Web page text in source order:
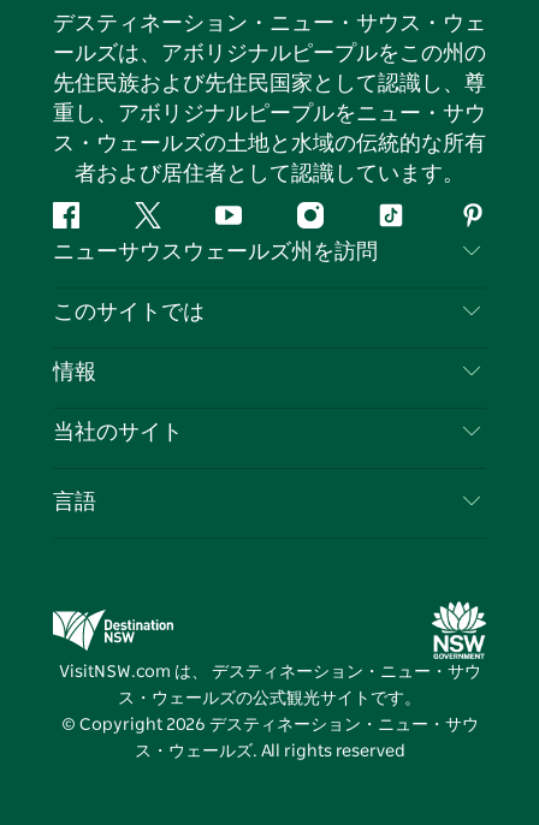
デスティネーション・ニュー・サウス・ウェ
ールズは、アボリジナルピープルをこの州の
先住民族および先住民国家として認識し、尊
重し、アボリジナルピープルをニュー・サウ
ス・ウェールズの土地と水域の伝統的な所有
者および居住者として認識しています。
フ
ェ
ス
ッ
ツ
イ
タ
ユ
ー
イ
ン
テ
ピ
ン
レ
ト
ニューサウスウェールズ州を訪問
お問い合わせ
クッキーに関する通知
このサイトでは
目的地
イベント
情報
旅行情報
NSWでのビジネス
当社のサイト
デスティネーション・ニュー・サウス・ウェール
ズメディアセンター
ビビッド・シドニー
言語
VisitNSW.com は、 デスティネーション・ニュー・サウ
ス・ウェールズの公式観光サイトです。
© Copyright 2026 デスティネーション・ニュー・サウ
ス・ウェールズ. All rights reserved